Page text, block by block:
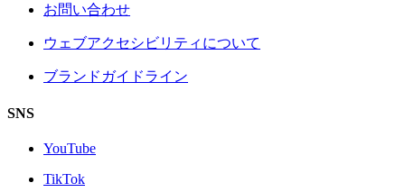
お問い合わせ
ウェブアクセシビリティについて
ブランドガイドライン
SNS
YouTube
TikTok